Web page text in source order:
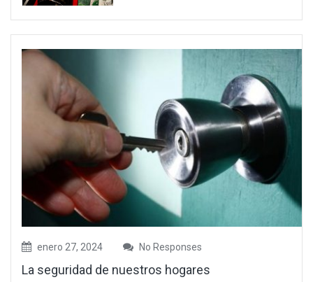
enero 27, 2024 No Responses
La seguridad de nuestros hogares